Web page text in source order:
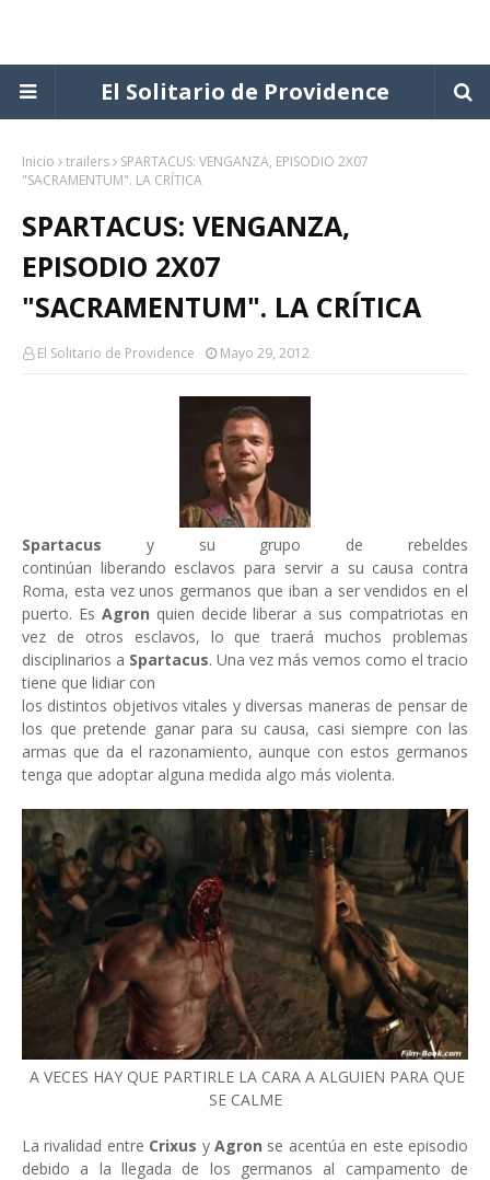
El Solitario de Providence
Inicio trailers
SPARTACUS: VENGANZA, EPISODIO 2X07
"SACRAMENTUM". LA CRÍTICA
SPARTACUS: VENGANZA,
EPISODIO 2X07
"SACRAMENTUM". LA CRÍTICA
El Solitario de Providence Mayo 29, 2012
Spartacus y su grupo de rebeldes
continúan liberando esclavos para servir a su causa contra
Roma, esta vez unos germanos que iban a ser vendidos en el
puerto. Es Agron quien decide liberar a sus compatriotas en
vez de otros esclavos, lo que traerá muchos problemas
disciplinarios a Spartacus. Una vez más vemos como el tracio
tiene que lidiar con
los distintos objetivos vitales y diversas maneras de pensar de
los que pretende ganar para su causa, casi siempre con las
armas que da el razonamiento, aunque con estos germanos
tenga que adoptar alguna medida algo más violenta.
A VECES HAY QUE PARTIRLE LA CARA A ALGUIEN PARA QUE
SE CALME
La rivalidad entre Crixus yAgron se acentúa en este episodio
debido a la llegada de los germanos al campamento de